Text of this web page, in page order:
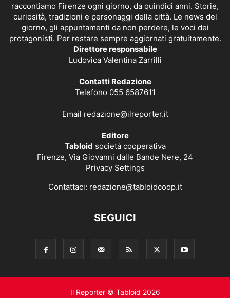
raccontiamo Firenze ogni giorno, da quindici anni. Storie,
curiosità, tradizioni e personaggi della città. Le news del
giorno, gli appuntamenti da non perdere, le voci dei
protagonisti. Per restare sempre aggiornati gratuitamente.
Direttore responsabile
Ludovica Valentina Zarrilli
Contatti Redazione
Telefono 055 6587611
Email redazione@ilreporter.it
Editore
Tabloid società cooperativa
Firenze, Via Giovanni dalle Bande Nere, 24
Privacy Settings
Contattaci: redazione@tabloidcoop.it
SEGUICI
Il Reporter © Tabloid 2026